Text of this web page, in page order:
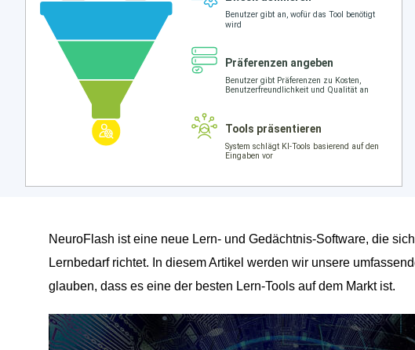
NeuroFlash ist eine neue Lern- und Gedächtnis-Software, die
Lernbedarf richtet. In diesem Artikel werden wir unsere
glauben, dass es eine der besten Lern-Tools auf dem Markt ist.